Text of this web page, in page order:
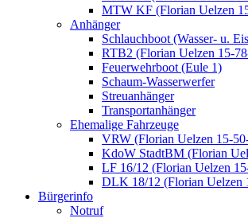
MTW KF (Florian Uelzen
Anhänger
Schlauchboot (Wasser- u.
RTB2 (Florian Uelzen 15-
Feuerwehrboot (Eule 1)
Schaum-Wasserwerfer
Streuanhänger
Transportanhänger
Ehemalige Fahrzeuge
VRW (Florian Uelzen 15-
KdoW StadtBM (Florian
LF 16/12 (Florian Uelzen
DLK 18/12 (Florian Uelzen
Bürgerinfo
Notruf